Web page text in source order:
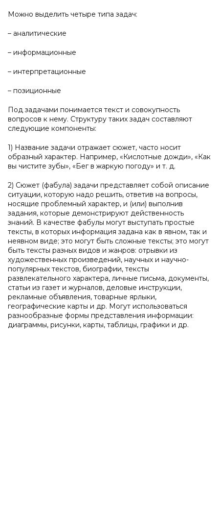
Можно выделить четыре типа задач:
– аналитические
– информационные
– интерпретационные
– позиционные
Под задачами понимается текст и совокупность
вопросов к нему. Структуру таких задач составляют
следующие компоненты:
1) Название задачи отражает сюжет, часто носит
образный характер. Например, «Кислотные дожди», «Как
вы чистите зубы», «Бег в жаркую погоду» и т. д.
2) Сюжет (фабула) задачи представляет собой описание
ситуации, которую надо решить, ответив на вопросы,
носящие проблемный характер, и (или) выполнив
задания, которые демонстрируют действенность
знаний. В качестве фабулы могут выступать простые
тексты, в которых информация задана как в явном, так и
неявном виде; это могут быть сложные тексты; это могут
быть тексты разных видов и жанров: отрывки из
художественных произведений, научных и научно-
популярных текстов, биографии, тексты
развлекательного характера, личные письма, документы,
статьи из газет и журналов, деловые инструкции,
рекламные объявления, товарные ярлыки,
географические карты и др. Могут использоваться
разнообразные формы представления информации:
диаграммы, рисунки, карты, таблицы, графики и др.